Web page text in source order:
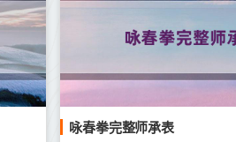
咏春拳完整师承表